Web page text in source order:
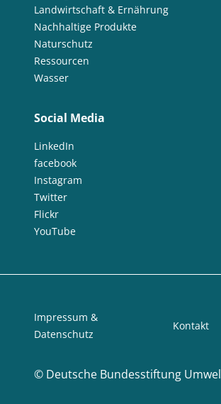
Landwirtschaft & Ernährung
Nachhaltige Produkte
Naturschutz
Ressourcen
Wasser
Social Media
LinkedIn
facebook
Instagram
Twitter
Flickr
YouTube
© Deutsche Bundesstiftung
Impressum &
Datenschutz
Kontakt